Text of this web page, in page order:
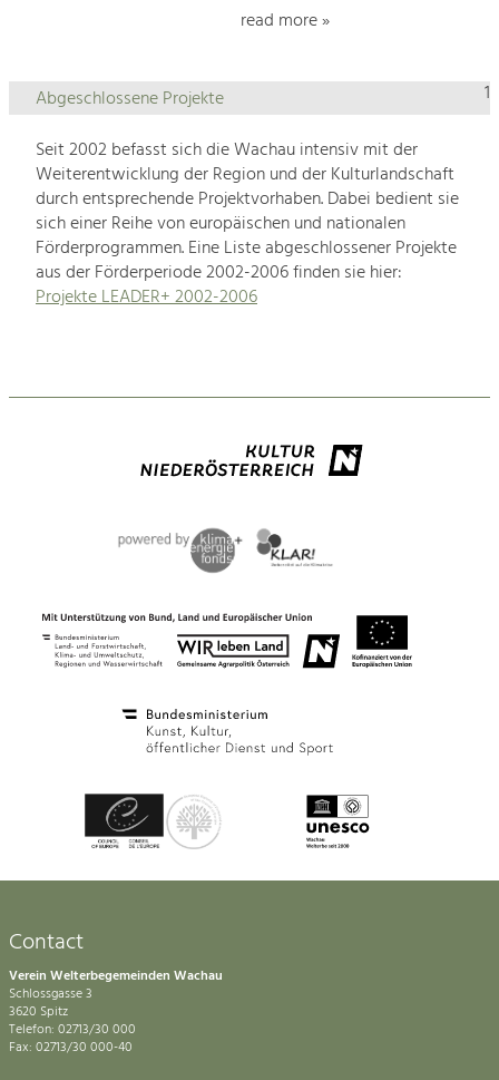
read more »
1
Abgeschlossene Projekte
Seit 2002 befasst sich die Wachau intensiv mit der
Weiterentwicklung der Region und der Kulturlandschaft
durch entsprechende Projektvorhaben. Dabei bedient sie
sich einer Reihe von europäischen und nationalen
Förderprogrammen. Eine Liste abgeschlossener Projekte
aus der Förderperiode 2002-2006 finden sie hier:
Projekte LEADER+ 2002-2006
Contact
Verein Welterbegemeinden Wachau
Schlossgasse 3
3620 Spitz
Telefon: 02713/30 000
Fax: 02713/30 000-40